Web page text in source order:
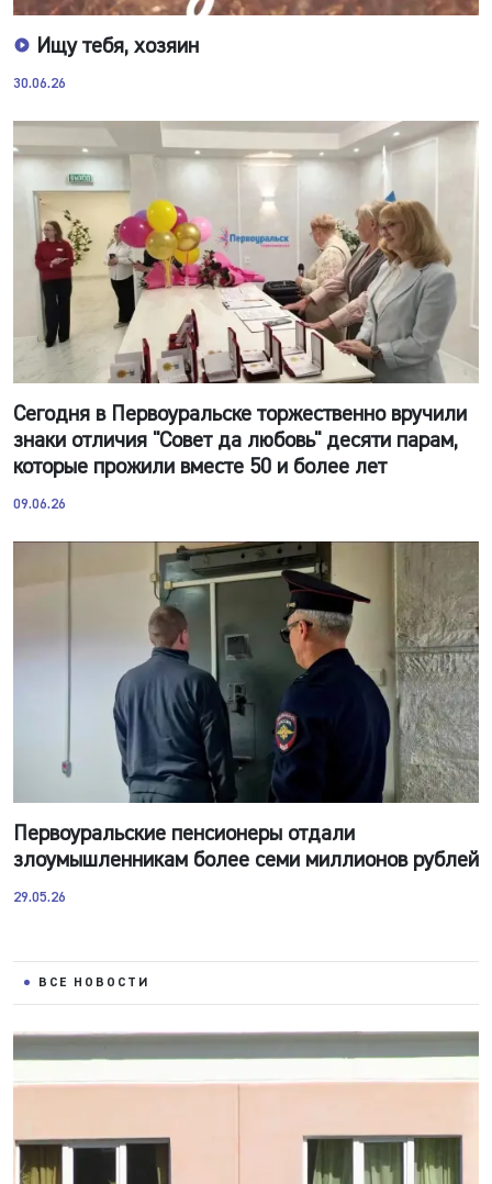
Ищу тебя, хозяин
30.06.26
Сегодня в Первоуральске торжественно вручили
знаки отличия "Совет да любовь" десяти парам,
которые прожили вместе 50 и более лет
09.06.26
Первоуральские пенсионеры отдали
злоумышленникам более семи миллионов рублей
29.05.26
ВСЕ НОВОСТИ